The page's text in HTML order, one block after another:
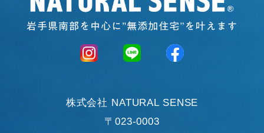
（1）ユーザーに自分の登録情報の閲覧や修正，利用状況の閲覧
登録情報，利用されたサービスや購入された商品，およびそれら
（2）ユーザーにお知らせや連絡をするためにメールアドレスを
利用する場合やユーザーに商品を送付したり必要に応じて連絡し
所，電話番号，銀行口座番号，クレジットカード番号，運転免許
（4）ユーザーに代金を請求するために，購入された商品名や数
株式会社 NATURAL SENSE
〒023-0003